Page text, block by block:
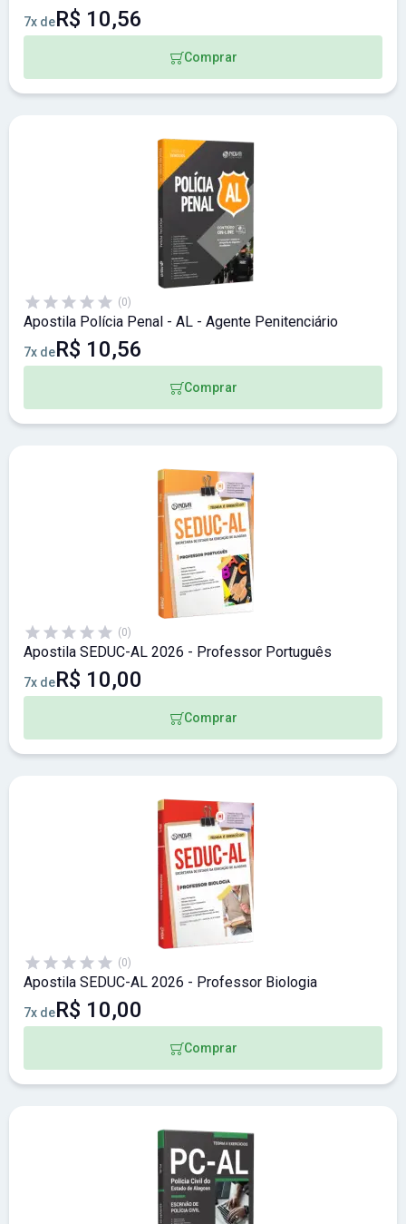
7x deR$ 10,56
Comprar
(0)
Apostila Polícia Penal - AL - Agente Penitenciário
7x deR$ 10,56
Comprar
(0)
Apostila SEDUC-AL 2026 - Professor Português
7x deR$ 10,00
Comprar
(0)
Apostila SEDUC-AL 2026 - Professor Biologia
7x deR$ 10,00
Comprar